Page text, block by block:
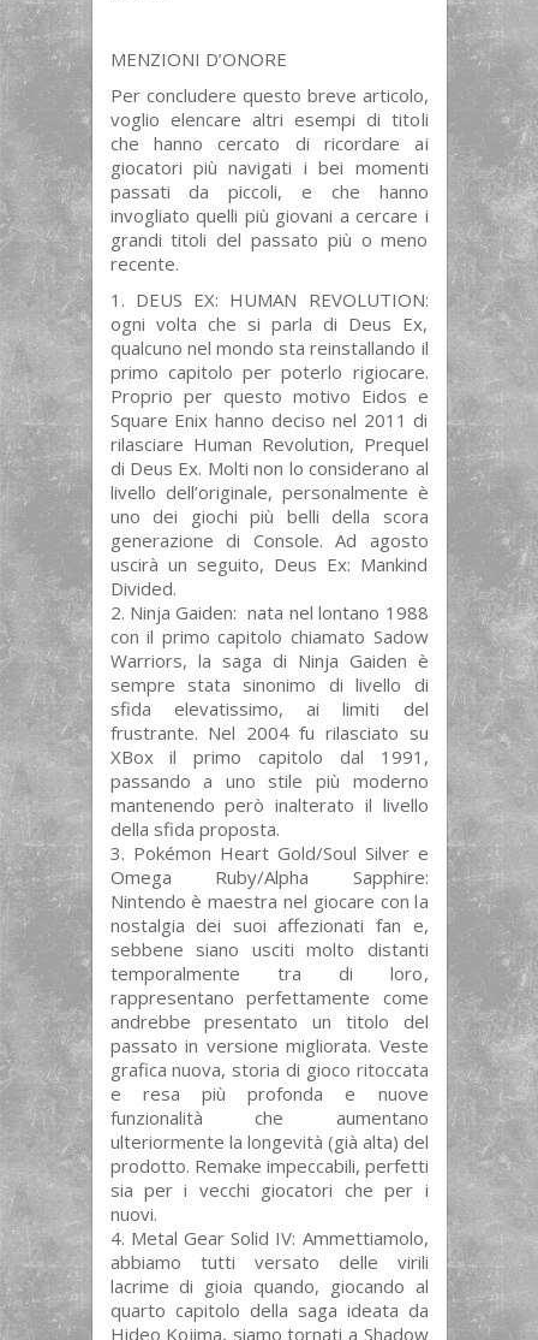
MENZIONI D’ONORE
Per concludere questo breve articolo,
voglio elencare altri esempi di titoli
che hanno cercato di ricordare ai
giocatori più navigati i bei momenti
passati da piccoli, e che hanno
invogliato quelli più giovani a cercare i
grandi titoli del passato più o meno
recente.
DEUS EX: HUMAN REVOLUTION:
ogni volta che si parla di Deus Ex,
qualcuno nel mondo sta reinstallando il
primo capitolo per poterlo rigiocare.
Proprio per questo motivo Eidos e
Square Enix hanno deciso nel 2011 di
rilasciare Human Revolution, Prequel
di Deus Ex. Molti non lo considerano al
livello dell’originale, personalmente è
uno dei giochi più belli della scora
generazione di Console. Ad agosto
uscirà un seguito, Deus Ex: Mankind
Divided.
Ninja Gaiden: nata nel lontano 1988
con il primo capitolo chiamato Sadow
Warriors, la saga di Ninja Gaiden è
sempre stata sinonimo di livello di
sfida elevatissimo, ai limiti del
frustrante. Nel 2004 fu rilasciato su
XBox il primo capitolo dal 1991,
passando a uno stile più moderno
mantenendo però inalterato il livello
della sfida proposta.
Pokémon Heart Gold/Soul Silver e
Omega Ruby/Alpha Sapphire:
Nintendo è maestra nel giocare con la
nostalgia dei suoi affezionati fan e,
sebbene siano usciti molto distanti
temporalmente tra di loro,
rappresentano perfettamente come
andrebbe presentato un titolo del
passato in versione migliorata. Veste
grafica nuova, storia di gioco ritoccata
e resa più profonda e nuove
funzionalità che aumentano
ulteriormente la longevità (già alta) del
prodotto. Remake impeccabili, perfetti
sia per i vecchi giocatori che per i
nuovi.
Metal Gear Solid IV: Ammettiamolo,
abbiamo tutti versato delle virili
lacrime di gioia quando, giocando al
quarto capitolo della saga ideata da
Hideo Kojima, siamo tornati a Shadow